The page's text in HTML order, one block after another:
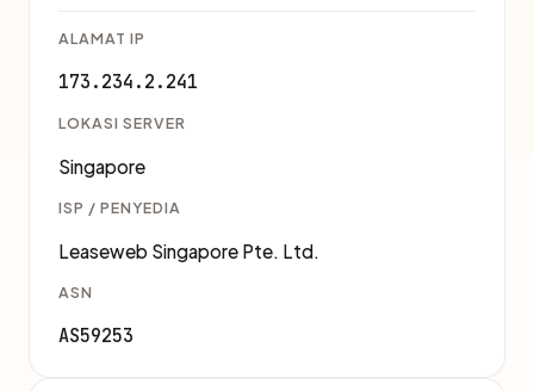
ALAMAT IP
173.234.2.241
LOKASI SERVER
Singapore
ISP / PENYEDIA
Leaseweb Singapore Pte. Ltd.
ASN
AS59253